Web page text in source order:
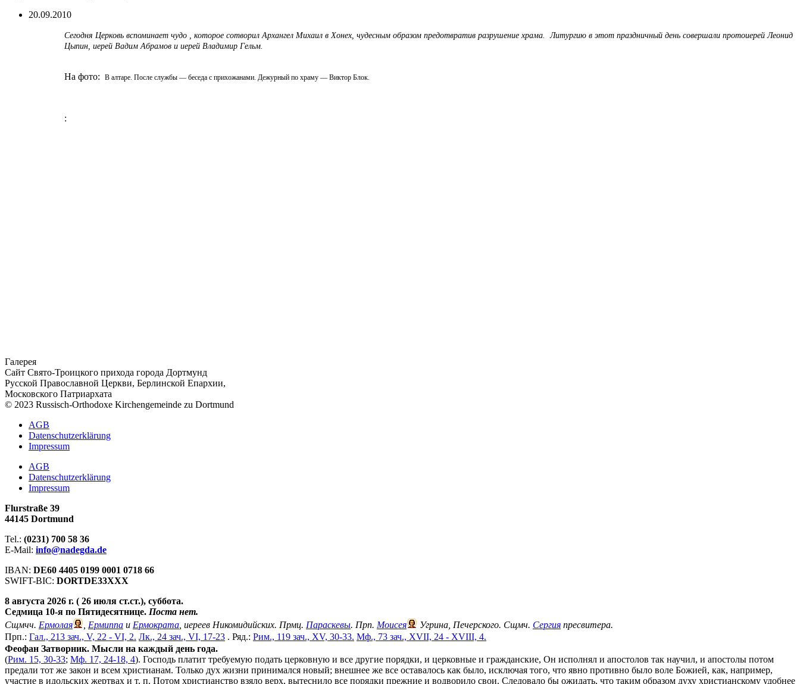
20.09.2010
Сегодня Церковь вспоминает чудо , которое сотворил Архангел Михаил в Хонех, чудесным образом предотвратив разрушение храма. Литургию в этот праздничный день совершали протоиерей Леонид
Цыпин, иерей Вадим Абрамов и иерей Владимир Гельм.
На фото: В алтаре. После службы — беседа с прихожанами. Дежурный по храму — Виктор Блок.
:
Галерея
Сайт Свято-Троицкого прихода города Дортмунд
Русской Православной Церкви, Берлинской Епархии,
Московского Патриархата
© 2023 Russisch-Orthodoxe Kirchengemeinde zu Dortmund
АGB
Datenschutzerklärung
Impressum
АGB
Datenschutzerklärung
Impressum
Flurstraße 39
44145 Dortmund
Tel.: (0231) 700 58 36
E-Mail: info@nadegda.de
IBAN: DE60 4405 0199 0001 0718 66
SWIFT-BIC: DORTDE33XXX
8 августа 2026 г. ( 26 июля ст.ст.), суббота.
Седмица 10-я по Пятидесятнице. Поста нет.
Сщмчч. Ермолая Ермиппа и Ермократа , иереев Никомидийских. Прмц. Параскевы. Прп. Моисея Угрина, Печерского. Сщмч. Сергия пресвитера.
Прп.: Гал., 213 зач., V, 22 - VI, 2. Лк., 24 зач., VI, 17-23 . Ряд.: Рим., 119 зач., XV, 30-33. Мф., 73 зач., XVII, 24 - XVIII, 4.
Феофан Затворник. Мысли на каждый день года.
(Рим. 15, 30-33; Мф. 17, 24-18, 4). Господь платит требуемую подать церковную и все другие порядки, и церковные и гражданские, Он исполнял и апостолов так научил, и апостолы потом
предали тот же закон и всем христианам. Только дух жизни принимался новый; внешнее же все оставалось как было, исключая того, что явно противно было воле Божией, как, например,
участие в идольских жертвах и т. п. Потом христианство взяло верх, вытеснило все порядки прежние и водворило свои. Следовало бы ожидать, что таким образом духу христианскому удобнее